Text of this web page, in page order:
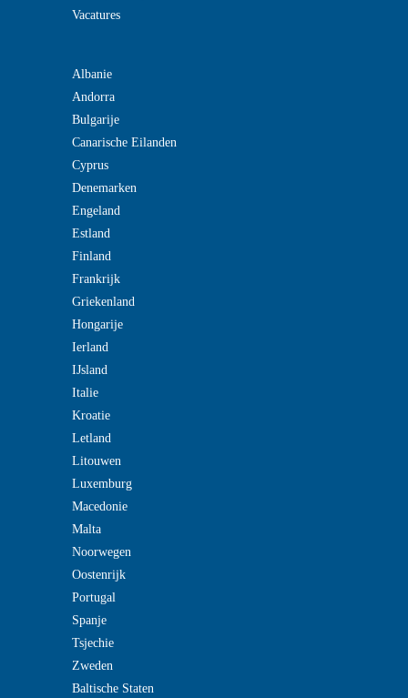
Vacatures
Albanie
Andorra
Bulgarije
Canarische Eilanden
Cyprus
Denemarken
Engeland
Estland
Finland
Frankrijk
Griekenland
Hongarije
Ierland
IJsland
Italie
Kroatie
Letland
Litouwen
Luxemburg
Macedonie
Malta
Noorwegen
Oostenrijk
Portugal
Spanje
Tsjechie
Zweden
Baltische Staten